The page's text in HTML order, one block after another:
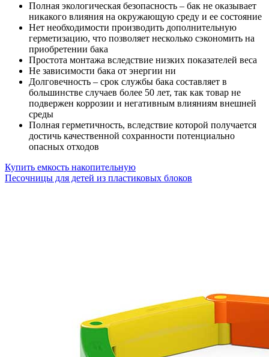
Полная экологическая безопасность – бак не оказывает
никакого влияния на окружающую среду и ее состояние
Нет необходимости производить дополнительную
герметизацию, что позволяет несколько сэкономить на
приобретении бака
Простота монтажа вследствие низких показателей веса
Не зависимости бака от энергии ни
Долговечность – срок службы бака составляет в
большинстве случаев более 50 лет, так как товар не
подвержен коррозии и негативным влияниям внешней
среды
Полная герметичность, вследствие которой получается
достичь качественной сохранности потенциально
опасных отходов
Купить емкость накопительную
Песочницы для детей из пластиковых блоков